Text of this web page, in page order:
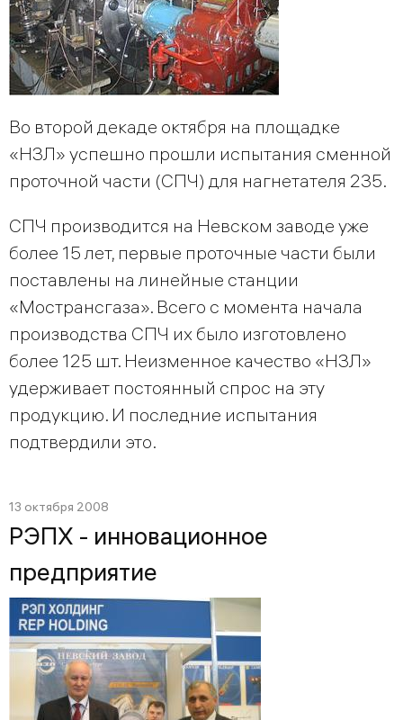
Во второй декаде октября на площадке
«НЗЛ» успешно прошли испытания сменной
проточной части (СПЧ) для нагнетателя 235.
СПЧ производится на Невском заводе уже
более 15 лет, первые проточные части были
поставлены на линейные станции
«Мострансгаза». Всего с момента начала
производства СПЧ их было изготовлено
более 125 шт. Неизменное качество «НЗЛ»
удерживает постоянный спрос на эту
продукцию. И последние испытания
подтвердили это.
13 октября 2008
РЭПХ - инновационное
предприятие